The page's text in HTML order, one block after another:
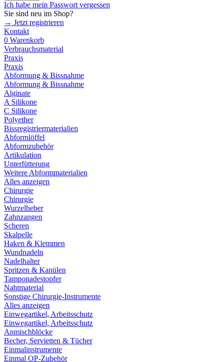
Ich habe mein Passwort vergessen
Sie sind neu im Shop?
→ Jetzt registrieren
Kontakt
0 Warenkorb
Verbrauchsmaterial
Praxis
Praxis
Abformung & Bissnahme
Abformung & Bissnahme
Alginate
A Silikone
C Silikone
Polyether
Bissregistriermaterialien
Abformlöffel
Abformzubehör
Artikulation
Unterfütterung
Weitere Abformmaterialien
Alles anzeigen
Chirurgie
Chirurgie
Wurzelheber
Zahnzangen
Scheren
Skalpelle
Haken & Klemmen
Wundnadeln
Nadelhalter
Spritzen & Kanülen
Tamponadestopfer
Nahtmaterial
Sonstige Chirurgie-Instrumente
Alles anzeigen
Einwegartikel, Arbeitsschutz
Einwegartikel, Arbeitsschutz
Anmischblöcke
Becher, Servietten & Tücher
Einmalinstrumente
Einmal OP-Zubehör